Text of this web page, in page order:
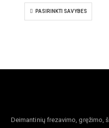
PASIRINKTI SAVYBES
Deimantinių frezavimo, gręžimo,